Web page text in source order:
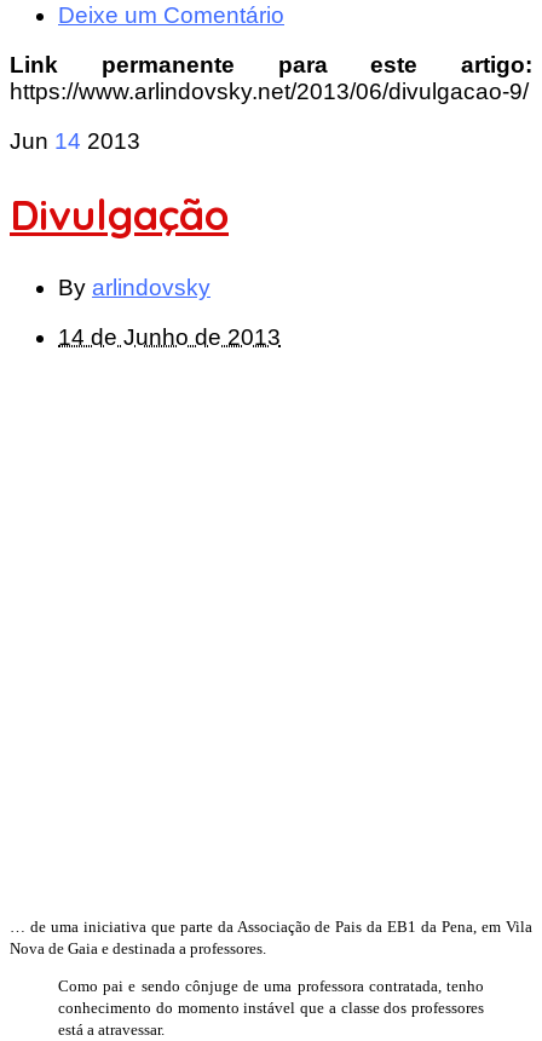
Deixe um Comentário
Link permanente para este artigo:
https://www.arlindovsky.net/2013/06/divulgacao-9/
Jun 14 2013
Divulgação
By arlindovsky
14 de Junho de 2013
… de uma iniciativa que parte da Associação de Pais da EB1 da Pena, em Vila
Nova de Gaia e destinada a professores.
Como pai e sendo cônjuge de uma professora contratada, tenho
conhecimento do momento instável que a classe dos professores
está a atravessar.